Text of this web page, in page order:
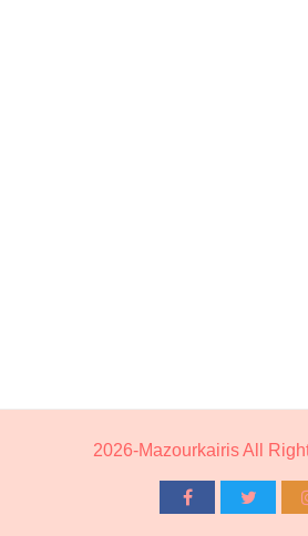
2026-Mazourkairis All